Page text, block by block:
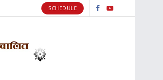
SCHEDULE